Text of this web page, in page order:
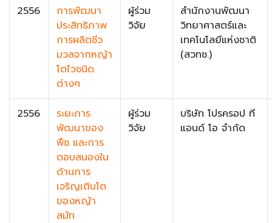
2556
การพัฒนา
ประสิทธิภาพ
การผลิตชีว
มวลจากหญ้า
โตไวชนิด
ต่างๆ
ผู้ร่วม
วิจัย
สำนักงานพัฒนา
วิทยาศาสตร์และ
เทคโนโลยีแห่งชาติ
(สวทช.)
2556
ระยะการ
พัฒนาของ
พืช และการ
ตอบสนองใน
ด้านการ
เจริญเติบโต
ของหญ้า
สมัท
ผู้ร่วม
วิจัย
บริษัท โปรครอป ที
แอนด์ โอ จำกัด